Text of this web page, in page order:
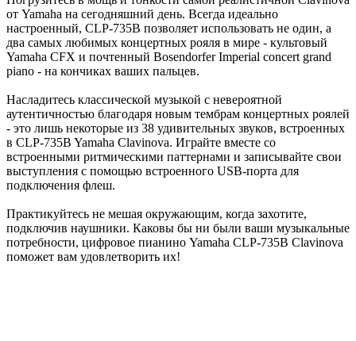
от Yamaha на сегодняшний день. Всегда идеально
настроенный, CLP-735B позволяет использовать не один, а
два самых любимых концертных рояля в мире - культовый
Yamaha CFX и почтенный Bosendorfer Imperial concert grand
piano - на кончиках ваших пальцев.
Насладитесь классической музыкой с невероятной
аутентичностью благодаря новым тембрам концертных роялей
- это лишь некоторые из 38 удивительных звуков, встроенных
в CLP-735B Yamaha Clavinova. Играйте вместе со
встроенными ритмическими паттернами и записывайте свои
выступления с помощью встроенного USB-порта для
подключения флеш.
Практикуйтесь не мешая окружающим, когда захотите,
подключив наушники. Каковы бы ни были ваши музыкальные
потребности, цифровое пианино Yamaha CLP-735B Clavinova
поможет вам удовлетворить их!